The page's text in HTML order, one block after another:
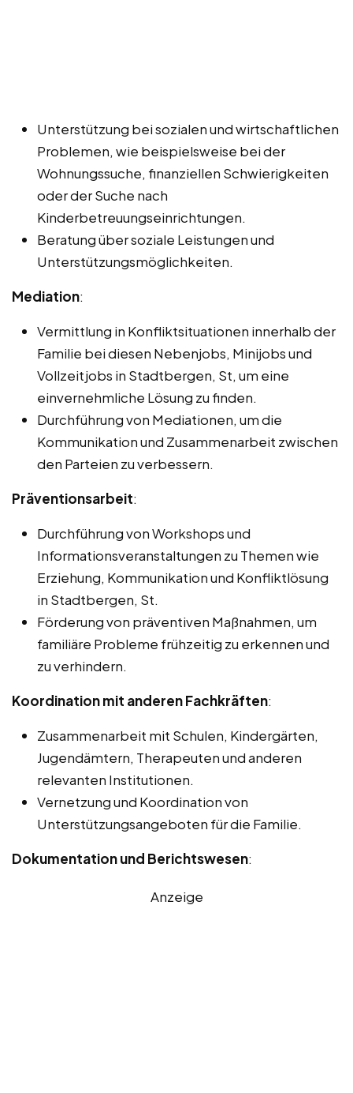
Unterstützung bei sozialen und wirtschaftlichen
Problemen, wie beispielsweise bei der
Wohnungssuche, finanziellen Schwierigkeiten
oder der Suche nach
Kinderbetreuungseinrichtungen.
Beratung über soziale Leistungen und
Unterstützungsmöglichkeiten.
Mediation:
Vermittlung in Konfliktsituationen innerhalb der
Familie bei diesen Nebenjobs, Minijobs und
Vollzeitjobs in Stadtbergen, St, um eine
einvernehmliche Lösung zu finden.
Durchführung von Mediationen, um die
Kommunikation und Zusammenarbeit zwischen
den Parteien zu verbessern.
Präventionsarbeit:
Durchführung von Workshops und
Informationsveranstaltungen zu Themen wie
Erziehung, Kommunikation und Konfliktlösung
in Stadtbergen, St.
Förderung von präventiven Maßnahmen, um
familiäre Probleme frühzeitig zu erkennen und
zu verhindern.
Koordination mit anderen Fachkräften:
Zusammenarbeit mit Schulen, Kindergärten,
Jugendämtern, Therapeuten und anderen
relevanten Institutionen.
Vernetzung und Koordination von
Unterstützungsangeboten für die Familie.
Dokumentation und Berichtswesen:
Anzeige